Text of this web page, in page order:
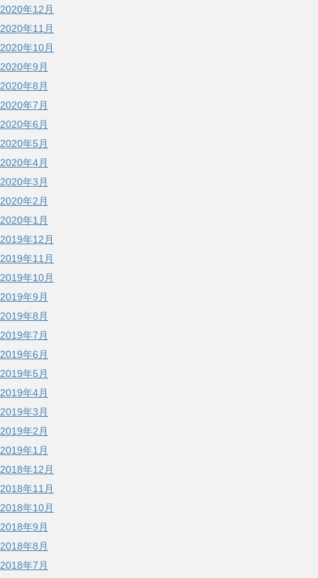
2020年12月
2020年11月
2020年10月
2020年9月
2020年8月
2020年7月
2020年6月
2020年5月
2020年4月
2020年3月
2020年2月
2020年1月
2019年12月
2019年11月
2019年10月
2019年9月
2019年8月
2019年7月
2019年6月
2019年5月
2019年4月
2019年3月
2019年2月
2019年1月
2018年12月
2018年11月
2018年10月
2018年9月
2018年8月
2018年7月